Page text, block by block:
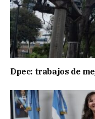
Dpec: trabajos de